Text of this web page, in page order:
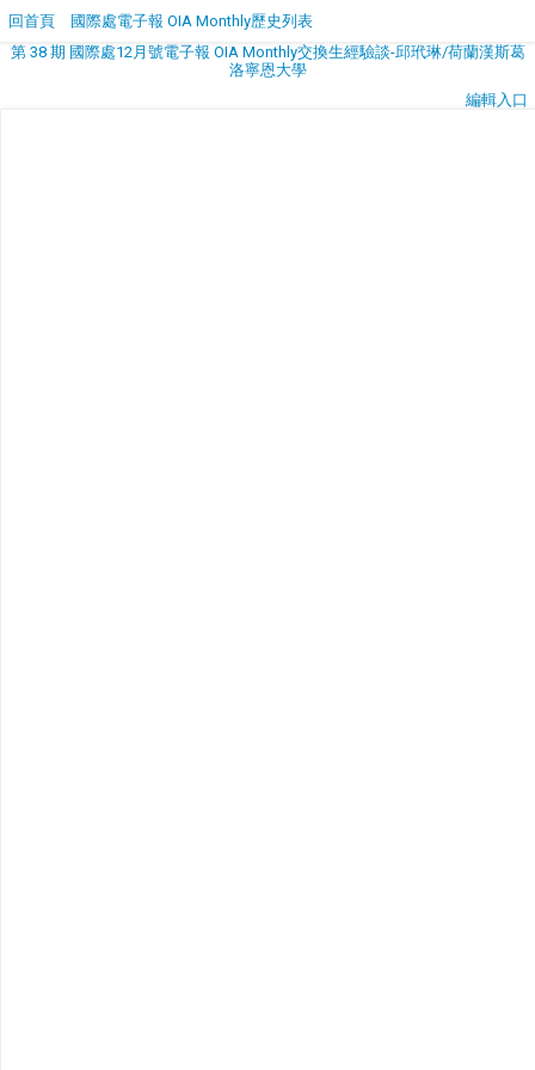
回首頁
國際處電子報 OIA Monthly歷史列表
第 38 期 國際處12月號電子報 OIA Monthly交換生經驗談-邱玳琳/荷蘭漢斯葛
洛寧恩大學
編輯入口